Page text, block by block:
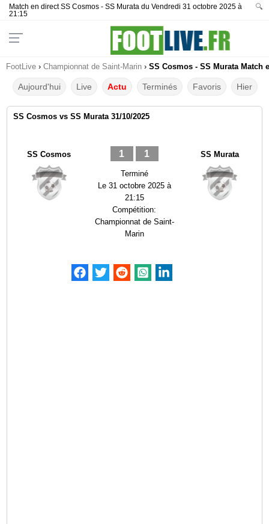
Match en direct SS Cosmos - SS Murata du Vendredi 31 octobre 2025 à
21:15
🔍
FootLive › Championnat de Saint-Marin › SS Cosmos - SS Murata Match
Aujourd'hui Live Actu Terminés Favoris Hier
SS Cosmos vs SS Murata 31/10/2025
SS Cosmos 1 1
Terminé
Le 31 octobre 2025 à
21:15
Compétition:
Championnat de Saint-
Marin
SS Murata